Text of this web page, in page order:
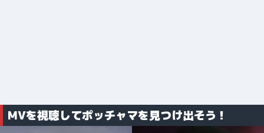
MVを視聴してポッチャマを見つけ出そう！